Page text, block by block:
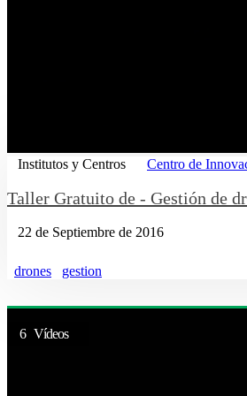
Institutos y Centros Centro de
Taller Gratuito de - Gestión de
22 de Septiembre de 2016
drones gestion
6 Vídeos